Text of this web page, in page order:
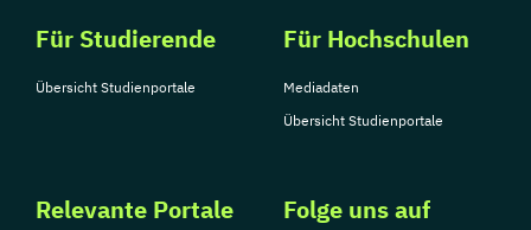
Für Studierende
Übersicht Studienportale
Für Hochschulen
Mediadaten
Übersicht Studienportale
Relevante Portale Folge uns auf